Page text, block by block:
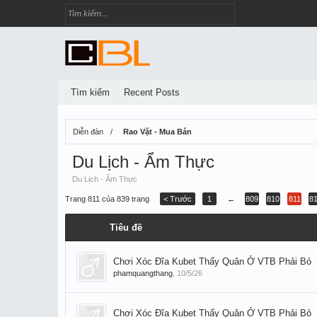
Diễn đàn Rao Vặt - Mua Bán
Du Lịch - Ẩm Thực
Du Lịch - Ẩm Thực
Trang 811 của 839 trang < Trước 1 ← 809 810 811
Tiêu đề
Chơi Xóc Đĩa Kubet Thấy Quân Ở VTB Phải Bỏ
phamquangthang 10/5/26
Chơi Xóc Đĩa Kubet Thấy Quân Ở VTB Phải Bỏ
Tìm kiếm Recent Posts